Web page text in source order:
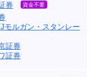
券
モルガン・スタンレー
証券
証券